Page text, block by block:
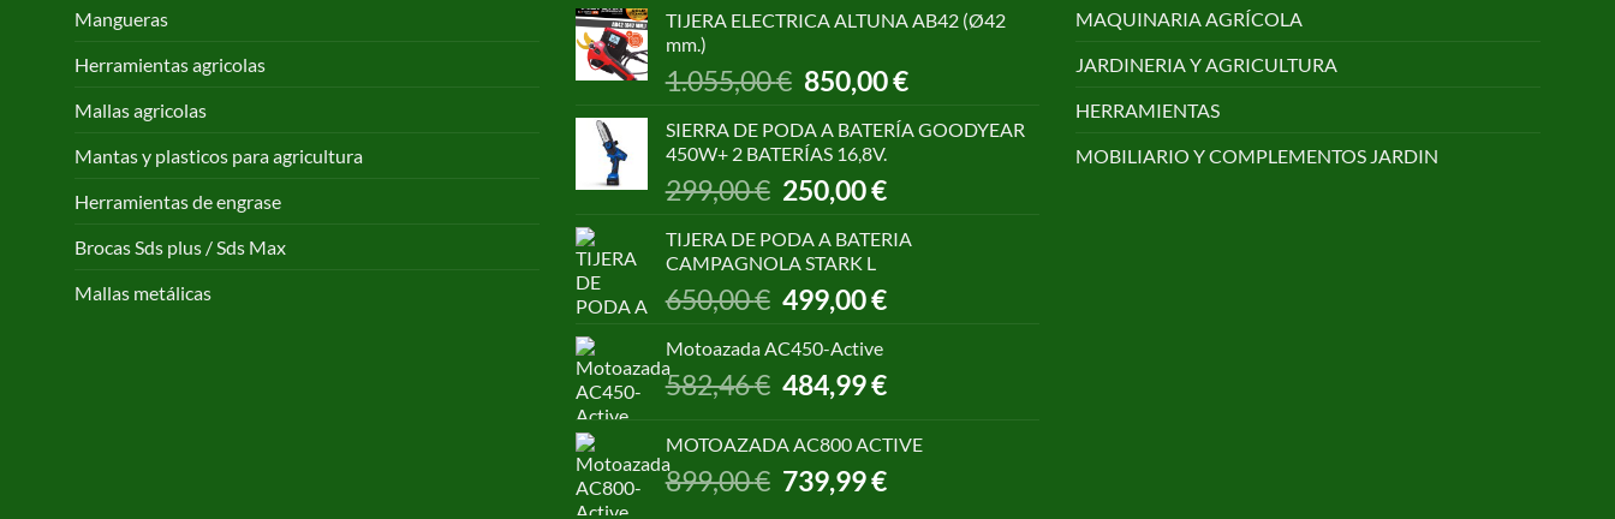
Mangueras
Herramientas agricolas
Mallas agricolas
Mantas y plasticos para agricultura
Herramientas de engrase
Brocas Sds plus / Sds Max
Mallas metálicas
TIJERA ELECTRICA ALTUNA AB42 (Ø42
mm.)
1.055,00€ El
precio
original
era:
1.055,00 €.
850,00€El
actual
SIERRA DE PODA A BATERÍA GOODYEAR
450W+ 2 BATERÍAS 16,8V.
299,00€ El
precio
original
era:
299,00 €.
250,00€El
actual
250,00 €.
TIJERA DE PODA A BATERIA
CAMPAGNOLA STARK L
650,00€
El
precio
original
650,00 €.
499,00€El
499,00 €.
Motoazada AC450-Active
582,46€
El
precio
era:
582,46 €.
484,99€El
es:
484,99 €.
MOTOAZADA AC800 ACTIVE
899,00€ El
precio
739,99€El
MAQUINARIA AGRÍCOLA
JARDINERIA Y AGRICULTURA
HERRAMIENTAS
MOBILIARIO Y COMPLEMENTOS JARDIN